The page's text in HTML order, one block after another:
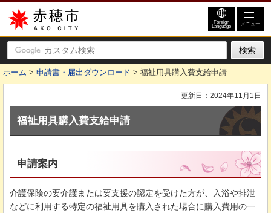
赤穂市
Foreign
Language メニュー
ホーム > 申請書・届出ダウンロード > 福祉用具購入費支給申請
更新日：2024年11月1日
福祉用具購入費支給申請
申請案内
介護保険の要介護または要支援の認定を受けた方が、入浴や排泄
などに利用する特定の福祉用具を購入された場合に購入費用の一